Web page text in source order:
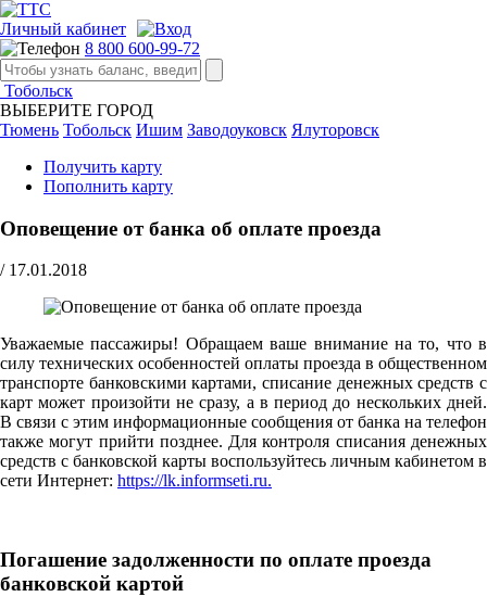
Личный кабинет
8 800 600-99-72
Тобольск
ВЫБЕРИТЕ ГОРОД
Тюмень Тобольск Ишим Заводоуковск Ялуторовск
Получить карту
Пополнить карту
Оповещение от банка об оплате проезда
/ 17.01.2018
Уважаемые пассажиры! Обращаем ваше внимание на то, что в
силу технических особенностей оплаты проезда в общественном
транспорте банковскими картами, списание денежных средств с
карт может произойти не сразу, а в период до нескольких дней.
В связи с этим информационные сообщения от банка на телефон
также могут прийти позднее. Для контроля списания денежных
средств с банковской карты воспользуйтесь личным кабинетом в
сети Интернет: https://lk.informseti.ru.
Погашение задолженности по оплате проезда
банковской картой